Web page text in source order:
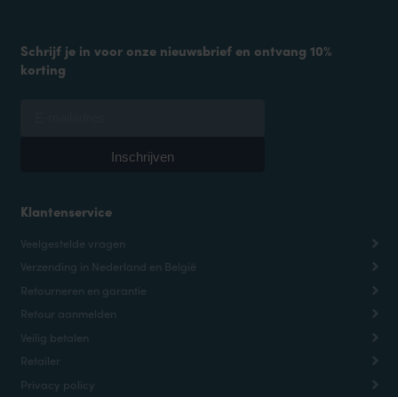
Klantenservice
Veelgestelde vragen
Verzending in Nederland en België
Retourneren en garantie
Retour aanmelden
Veilig betalen
Retailer
Privacy policy
Schrijf je in voor onze nieuwsbrief en ontvang 10%
korting